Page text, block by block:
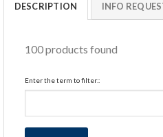
DESCRIPTION INFO
100 products found
Enter the term to filter::